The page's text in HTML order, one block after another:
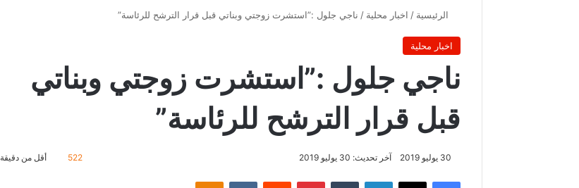
الرئيسية / اخبار محلية / ناجي جلول :”استشرت زوجتي وبناتي قبل قرار الترشح للرئاسة”
اخبار محلية
ناجي جلول :”استشرت زوجتي وبناتي
قبل قرار الترشح للرئاسة”
30 يوليو 2019 آخر تحديث: 30 يوليو 2019 522 أقل من دقيقة
فيسبوك لينكدإن بينتيريست